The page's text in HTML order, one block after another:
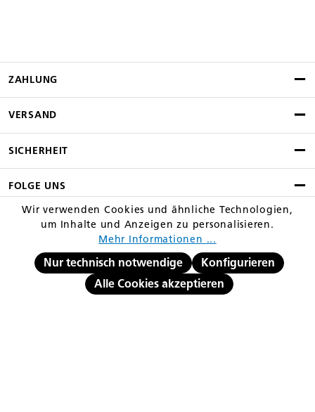
ZAHLUNG
VERSAND
SICHERHEIT
FOLGE UNS
HILFE UND SERVICE
RECHTLICHES UND INFO
Alle Preise inkl. Mehrwertsteuer und ggf. zzgl. Versand
Wir verwenden Cookies und ähnliche Technologien,
um Inhalte und Anzeigen zu personalisieren.
Mehr Informationen ...
Nur technisch notwendige
Konfigurieren
Alle Cookies akzeptieren